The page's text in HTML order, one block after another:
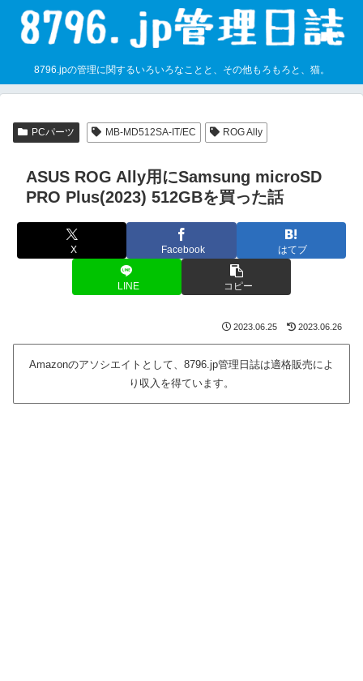
8796.jpの管理に関するいろいろなことと、その他もろもろと、猫。
PCパーツ MB-MD512SA-IT/EC ROG Ally
ASUS ROG Ally用にSamsung microSD
PRO Plus(2023) 512GBを買った話
X Facebook はてブ
LINE コピー
2023.06.25 2023.06.26
Amazonのアソシエイトとして、8796.jp管理日誌は適格販売によ
り収入を得ています。